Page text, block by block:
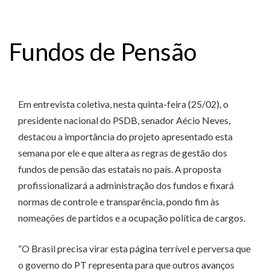
Fundos de Pensão
Em entrevista coletiva, nesta quinta-feira (25/02), o
presidente nacional do PSDB, senador Aécio Neves,
destacou a importância do projeto apresentado esta
semana por ele e que altera as regras de gestão dos
fundos de pensão das estatais no país. A proposta
profissionalizará a administração dos fundos e fixará
normas de controle e transparência, pondo fim às
nomeações de partidos e a ocupação política de cargos.
“O Brasil precisa virar esta página terrível e perversa que
o governo do PT representa para que outros avanços